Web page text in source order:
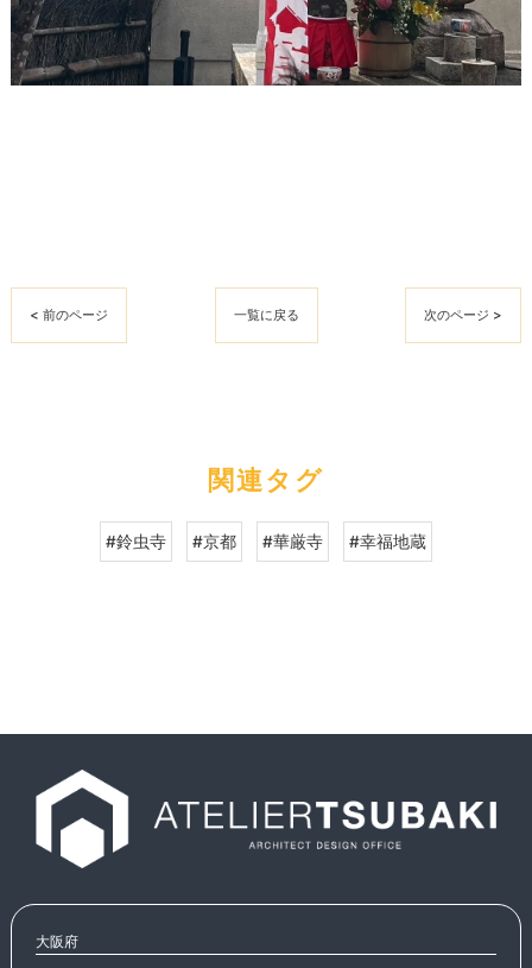
< 前のページ 一覧に戻る 次のページ >
関連タグ
#鈴虫寺 #京都 #華厳寺 #幸福地蔵
大阪府